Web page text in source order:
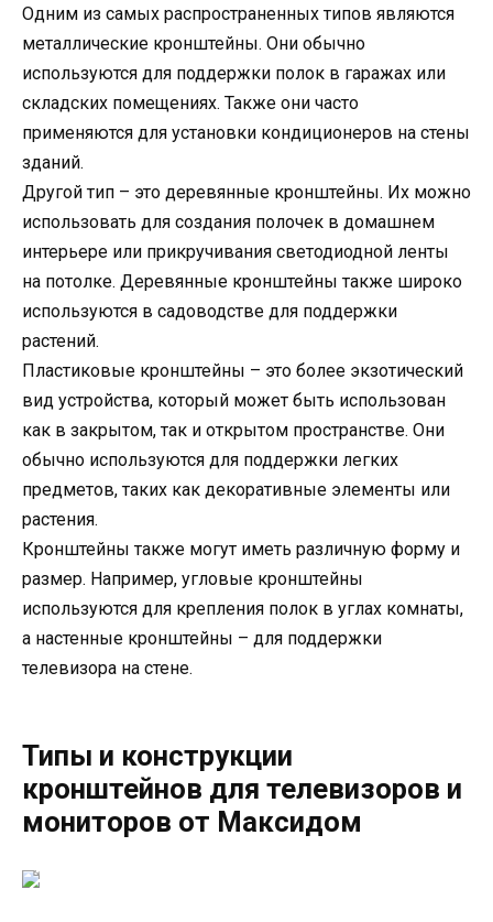
Одним из самых распространенных типов являются
металлические кронштейны. Они обычно
используются для поддержки полок в гаражах или
складских помещениях. Также они часто
применяются для установки кондиционеров на стены
зданий.
Другой тип – это деревянные кронштейны. Их можно
использовать для создания полочек в домашнем
интерьере или прикручивания светодиодной ленты
на потолке. Деревянные кронштейны также широко
используются в садоводстве для поддержки
растений.
Пластиковые кронштейны – это более экзотический
вид устройства, который может быть использован
как в закрытом, так и открытом пространстве. Они
обычно используются для поддержки легких
предметов, таких как декоративные элементы или
растения.
Кронштейны также могут иметь различную форму и
размер. Например, угловые кронштейны
используются для крепления полок в углах комнаты,
а настенные кронштейны – для поддержки
телевизора на стене.
Типы и конструкции
кронштейнов для телевизоров и
мониторов от Максидом